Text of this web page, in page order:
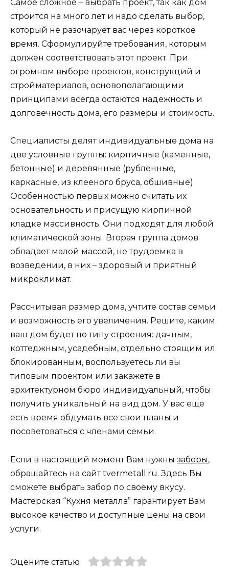
Самое сложное – выбрать проект, так как дом
строится на много лет и надо сделать выбор,
который не разочарует вас через короткое
время. Сформулируйте требования, которым
должен соответствовать этот проект. При
огромном выборе проектов, конструкций и
стройматериалов, основополагающими
принципами всегда остаются надежность и
долговечность дома, его размеры и стоимость.
Специалисты делят индивидуальные дома на
две условные группы: кирпичные (каменные,
бетонные) и деревянные (рубленные,
каркасные, из клееного бруса, обшивные).
Особенностью первых можно считать их
основательность и присущую кирпичной
кладке массивность. Они подходят для любой
климатической зоны. Вторая группа домов
обладает малой массой, не трудоемка в
возведении, в них – здоровый и приятный
микроклимат.
Рассчитывая размер дома, учтите состав семьи
и возможность его увеличения. Решите, каким
ваш дом будет по типу строения: дачным,
коттеджным, усадебным, отдельно стоящим ил
блокированным, воспользуетесь ли вы
типовым проектом или закажете в
архитектурном бюро индивидуальный, чтобы
получить уникальный на вид дом. У вас еще
есть время обдумать все свои планы и
посоветоваться с членами семьи.
Если в настоящий момент Вам нужны заборы,
обращайтесь на сайт tvermetall.ru. Здесь Вы
сможете выбрать забор по своему вкусу.
Мастерская “Кухня металла” гарантирует Вам
высокое качество и доступные цены на свои
услуги.
Оцените статью